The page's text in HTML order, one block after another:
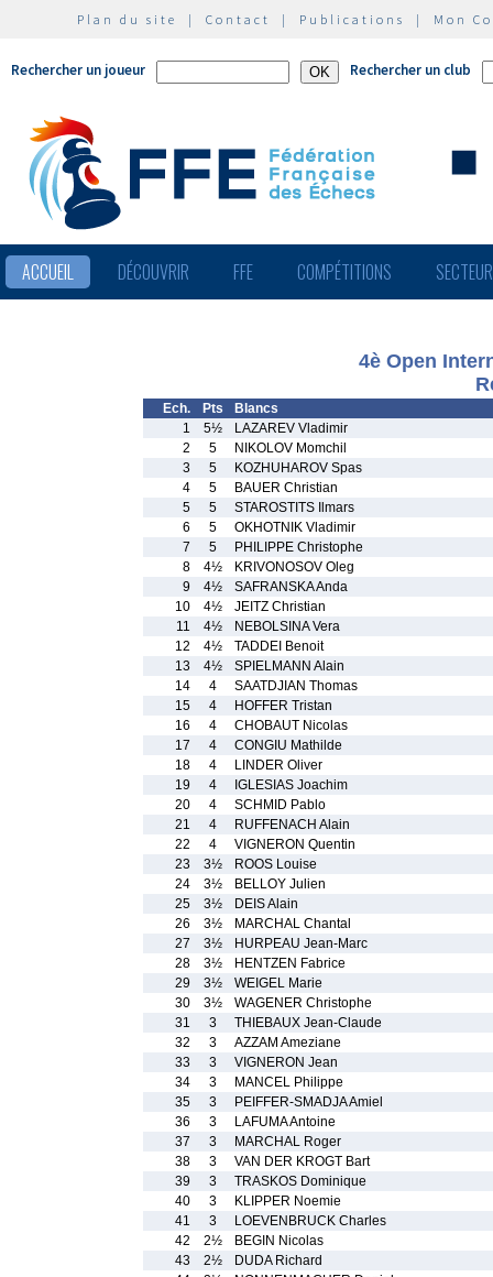
Plan du site | Contact | Publications | Mon
Rechercher un joueur Rechercher un club
ACCUEIL DÉCOUVRIR FFE COMPÉTITIONS
4è Open
Ech. Pts
Blancs
1
5½
LAZAREV Vladimir
2
5
NIKOLOV Momchil
3
5
KOZHUHAROV Spas
4
5
BAUER Christian
5
5
STAROSTITS Ilmars
6
5
OKHOTNIK Vladimir
7
5
PHILIPPE Christophe
8
4½
KRIVONOSOV Oleg
9
4½
SAFRANSKA Anda
10
4½
JEITZ Christian
11
4½
NEBOLSINA Vera
12
4½
TADDEI Benoit
13
4½
SPIELMANN Alain
14
4
SAATDJIAN Thomas
15
4
HOFFER Tristan
16
4
CHOBAUT Nicolas
17
4
CONGIU Mathilde
18
4
LINDER Oliver
19
4
IGLESIAS Joachim
20
4
SCHMID Pablo
21
4
RUFFENACH Alain
22
4
VIGNERON Quentin
23
3½
ROOS Louise
24
3½
BELLOY Julien
25
3½
DEIS Alain
26
3½
MARCHAL Chantal
27
3½
HURPEAU Jean-Marc
28
3½
HENTZEN Fabrice
29
3½
WEIGEL Marie
30
3½
WAGENER Christophe
31
3
THIEBAUX Jean-Claude
32
3
AZZAM Ameziane
33
3
VIGNERON Jean
34
3
MANCEL Philippe
35
3
PEIFFER-SMADJA Amiel
36
3
LAFUMA Antoine
37
3
MARCHAL Roger
38
3
VAN DER KROGT Bart
39
3
TRASKOS Dominique
40
3
KLIPPER Noemie
41
3
LOEVENBRUCK Charles
42
2½
BEGIN Nicolas
43
2½
DUDA Richard